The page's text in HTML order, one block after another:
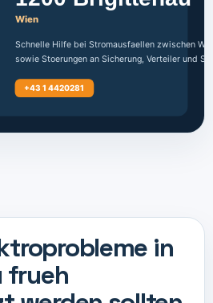
in
frueh